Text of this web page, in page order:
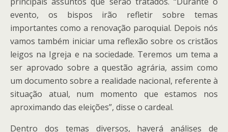
evento, os bispos irão refletir sobre temas
importantes como a renovação paroquial. Depois nós
vamos também iniciar uma reflexão sobre os cristãos
leigos na Igreja e na sociedade. Teremos um tema a
ser aprovado sobre a questão agrária, assim como
um documento sobre a realidade nacional, referente à
situação atual, num momento que estamos nos
aproximando das eleições”, disse o cardeal.
Dentro dos temas diversos, haverá análises de